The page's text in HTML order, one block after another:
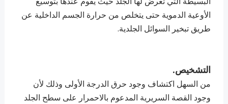
الأوعية الدموية حتى يتخلص من حرارة الجسم الداخلية عن
طريق تبخير السوائل الجلدية.
التشخيص.
من السهل اكتشاف وجود حرق الدرجة الأولى وذلك لأن
وجود القصة السريرية المدعوم بالاحمرار على سطح الجلد